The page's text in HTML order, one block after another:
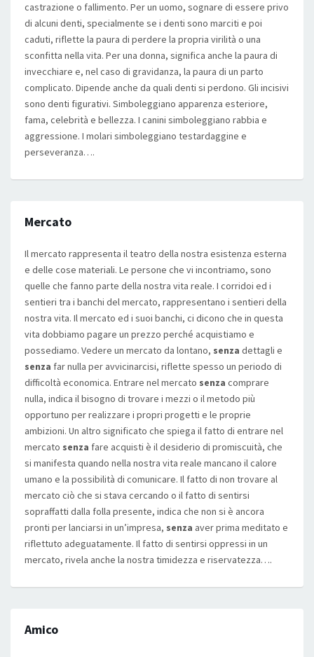
castrazione o fallimento. Per un uomo, sognare di essere privo
di alcuni denti, specialmente se i denti sono marciti e poi
caduti, riflette la paura di perdere la propria virilità o una
sconfitta nella vita. Per una donna, significa anche la paura di
invecchiare e, nel caso di gravidanza, la paura di un parto
complicato. Dipende anche da quali denti si perdono. Gli incisivi
sono denti figurativi. Simboleggiano apparenza esteriore,
fama, celebrità e bellezza. I canini simboleggiano rabbia e
aggressione. I molari simboleggiano testardaggine e
perseveranza….
Mercato
Il mercato rappresenta il teatro della nostra esistenza esterna
e delle cose materiali. Le persone che vi incontriamo, sono
quelle che fanno parte della nostra vita reale. I corridoi ed i
sentieri tra i banchi del mercato, rappresentano i sentieri della
nostra vita. Il mercato ed i suoi banchi, ci dicono che in questa
vita dobbiamo pagare un prezzo perché acquistiamo e
possediamo. Vedere un mercato da lontano, senza dettagli e
senza far nulla per avvicinarcisi, riflette spesso un periodo di
difficoltà economica. Entrare nel mercato senza comprare
nulla, indica il bisogno di trovare i mezzi o il metodo più
opportuno per realizzare i propri progetti e le proprie
ambizioni. Un altro significato che spiega il fatto di entrare nel
mercato senza fare acquisti è il desiderio di promiscuità, che
si manifesta quando nella nostra vita reale mancano il calore
umano e la possibilità di comunicare. Il fatto di non trovare al
mercato ciò che si stava cercando o il fatto di sentirsi
sopraffatti dalla folla presente, indica che non si è ancora
pronti per lanciarsi in un’impresa, senza aver prima meditato e
riflettuto adeguatamente. Il fatto di sentirsi oppressi in un
mercato, rivela anche la nostra timidezza e riservatezza….
Amico